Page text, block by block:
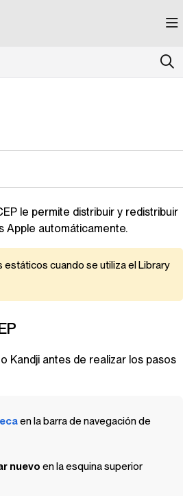
index at: https://kandji.document360.io/
le permite distribuir y redistribuir
Apple automáticamente.
estáticos cuando se utiliza elLibrary
Kandji antes de realizar los pasos
en la barra de navegación de
nuevo en la esquina superior